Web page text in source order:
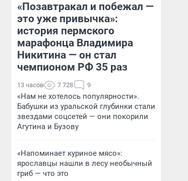
«Позавтракал и побежал —
это уже привычка»:
история пермского
марафонца Владимира
Никитина — он стал
чемпионом РФ 35 раз
13 часов 7 728 9
«Нам не хотелось популярности».
Бабушки из уральской глубинки стали
звездами соцсетей — они покорили
Агутина и Бузову
«Напоминает куриное мясо»:
ярославцы нашли в лесу необычный
гриб — что это